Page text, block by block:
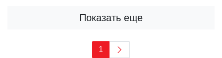
Показать еще
1